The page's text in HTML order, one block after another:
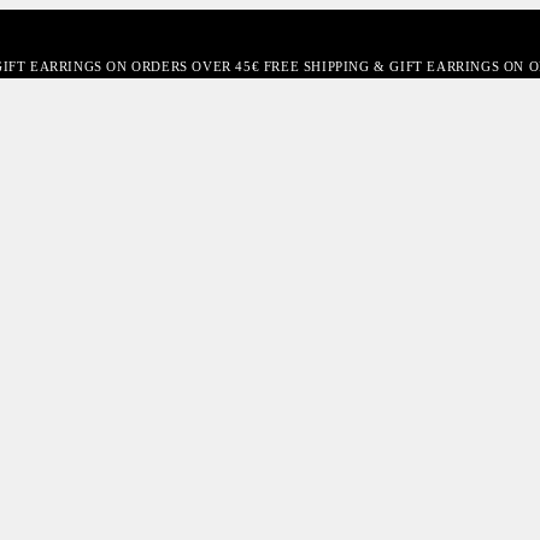
EARRINGS ON ORDERS OVER 45€ FREE SHIPPING & GIFT EARRINGS ON